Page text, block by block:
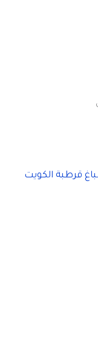
قرطبة الكويت